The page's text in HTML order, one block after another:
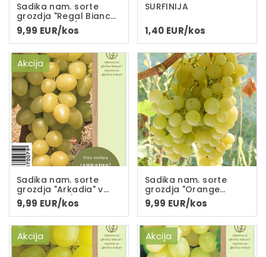
Sadika nam. sorte
grozdja "Regal Bianca"
v loncu C-2L(dvoletna
sadika)
9,99 EUR/kos
SURFINIJA
1,40 EUR/kos
Sadika nam. sorte
grozdja "Arkadia" v
loncu C-2L (dvoletna
sadika)
9,99 EUR/kos
Akcija
Sadika nam. sorte
grozdja "Orange
Traube" v loncu C-
2L(dvoletna sadika)
9,99 EUR/kos
Akcija Akcija